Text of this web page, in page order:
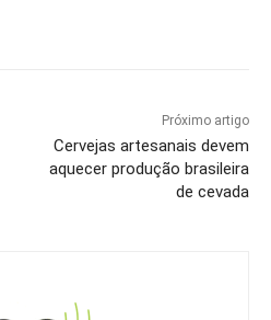
Próximo artigo
Cervejas artesanais devem
aquecer produção brasileira
de cevada